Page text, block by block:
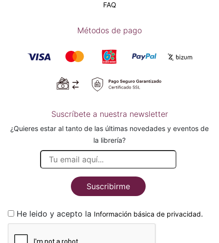
FAQ
Métodos de pago
Suscríbete a nuestra newsletter
¿Quieres estar al tanto de las últimas novedades y eventos de
la librería?
Suscribirme
He leido y acepto la Información básica de privacidad.